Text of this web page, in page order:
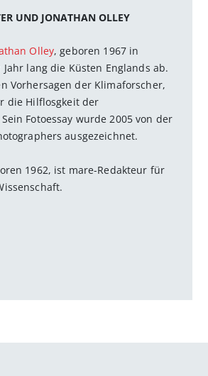
UND JONATHAN OLLEY
Olley, geboren 1967 in
lang die Küsten Englands ab.
Vorhersagen der Klimaforscher,
die Hilflosgkeit der
Fotoessay wurde 2005 von der
ausgezeichnet.
1962, ist mare-Redakteur für